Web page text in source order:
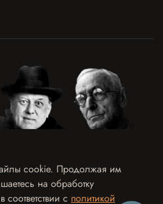
персональных данных
данных
cookie. Продолжая им
на обработку
с политикой